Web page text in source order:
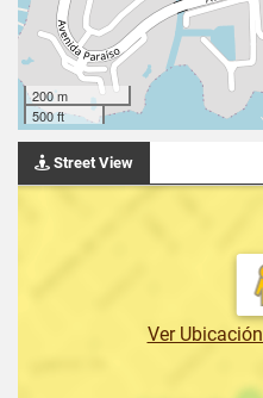
200 m
500 ft
Street View
Ver Ubicación